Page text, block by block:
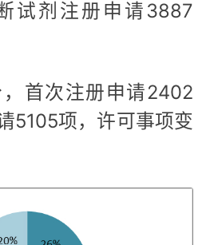
试剂注册申请3887
首次注册申请2402
5105项，许可事项变